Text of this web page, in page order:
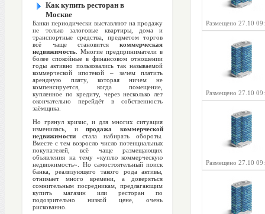
Как купить ресторан в
Москве
Банки периодически выставляют на продажу
не только залоговые квартиры, дома и
транспортные средства, предметом торгов
всё чаще становитсякоммерческая
недвижимость . Многие предприниматели в
более спокойные в финансовом отношении
годы активно пользовались так называемой
коммерческой ипотекой – зачем платить
арендную плату, которая ничем не
компенсируется, когда помещение,
купленное по кредиту, через несколько лет
окончательно перейдёт в собственность
заёмщика.
Но грянул кризис, и для многих ситуация
изменилась, ипродажа коммерческой
недвижимости стала набирать обороты.
Вместе с тем возросло число потенциальных
покупателей, всё чаще размещающих
объявления на тему «куплю коммерческую
недвижимость». Но самостоятельный поиск
банка, реализующего такого рода активы,
отнимает много времени, а доверяться
сомнительным посредникам, предлагающим
купить магазин или ресторан по
подозрительно низкой цене, очень
рискованно.
Размещено 27.10
Размещено 27.10
Размещено 27.10